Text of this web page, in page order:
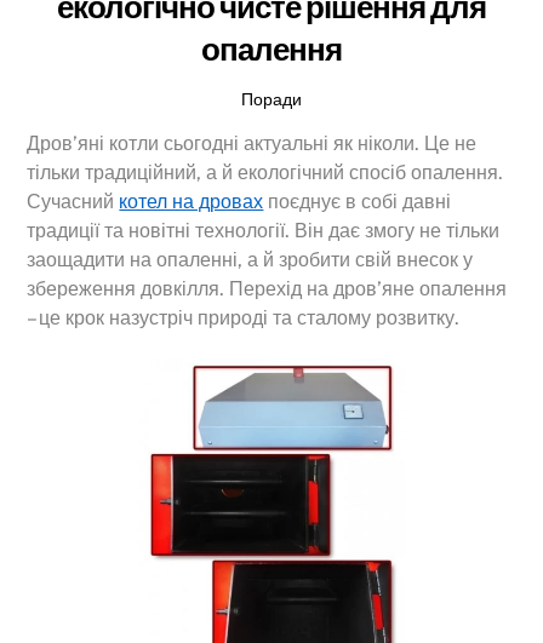
опалення
Поради
Дров’яні котли сьогодні актуальні як ніколи. Це не
тільки традиційний, а й екологічний спосіб опалення.
Сучасний котел на дровах поєднує в собі давні
традиції та новітні технології. Він дає змогу не тільки
заощадити на опаленні, а й зробити свій внесок у
збереження довкілля. Перехід на дров’яне опалення
– це крок назустріч природі та сталому розвитку.